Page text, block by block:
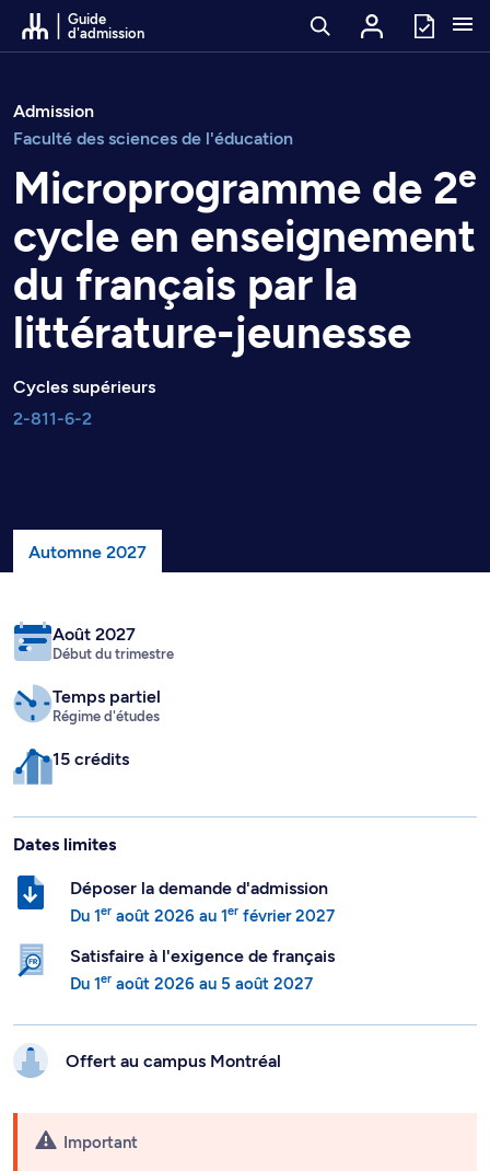
Passer au contenu
Guide
d'admission
Admission
Faculté des sciences de l'éducation
Microprogramme de 2e
cycle en enseignement
du français par la
littérature-jeunesse
Cycles supérieurs
2-811-6-2
Automne 2027
Août 2027
Début du trimestre
Temps partiel
Régime d'études
15 crédits
Dates limites
Déposer la demande d'admission
Du 1er août 2026 au 1er février 2027
Satisfaire à l'exigence de français
Du 1er août 2026 au 5 août 2027
Offert au campus Montréal
Important